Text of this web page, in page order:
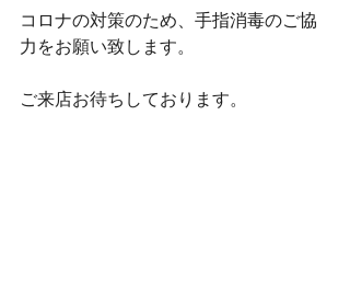
コロナの対策のため、手指消毒のご協
力をお願い致します。
ご来店お待ちしております。